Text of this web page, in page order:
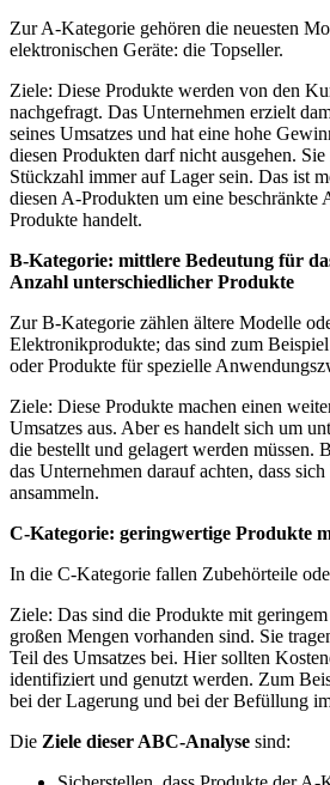
Zur A-Kategorie gehören die neuesten
elektronischen Geräte: die Topseller.
Ziele: Diese Produkte werden von den
nachgefragt. Das Unternehmen erzielt
seines Umsatzes und hat eine hohe
diesen Produkten darf nicht ausgehen.
Stückzahl immer auf Lager sein. Das ist
diesen A-Produkten um eine beschränkte
Produkte handelt.
B-Kategorie: mittlere Bedeutung für
Anzahl unterschiedlicher Produkte
Zur B-Kategorie zählen ältere Modelle
Elektronikprodukte; das sind zum
oder Produkte für spezielle
Ziele: Diese Produkte machen einen
Umsatzes aus. Aber es handelt sich um
die bestellt und gelagert werden müssen.
das Unternehmen darauf achten, dass
ansammeln.
C-Kategorie: geringwertige Produkte
In die C-Kategorie fallen Zubehörteile
Ziele: Das sind die Produkte mit
großen Mengen vorhanden sind. Sie
Teil des Umsatzes bei. Hier sollten
identifiziert und genutzt werden. Zum
bei der Lagerung und bei der Befüllung
Die Ziele dieser ABC-Analyse sind: